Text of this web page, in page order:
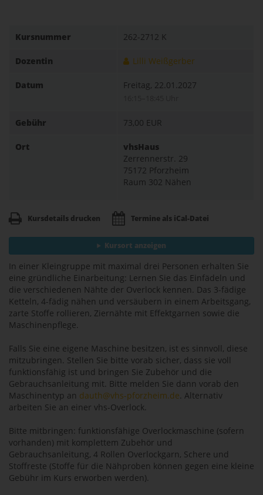
Kursnummer 262-2712 K
Dozentin Lilli Weißgerber
Datum Freitag, 22.01.2027
Gebühr 73,00 EUR
Ort
vhsHaus
Zerrennerstr. 29
75172 Pforzheim
Raum 302 Nähen
Kursdetails drucken Termine als iCal-Datei
Kursort anzeigen
In einer Kleingruppe mit maximal drei Personen erhalten Sie
eine gründliche Einarbeitung: Lernen Sie das Einfädeln und
die verschiedenen Nähte der Overlock kennen. Das 3-fädige
Ketteln, 4-fädig nähen und versäubern in einem Arbeitsgang,
zarte Stoffe rollieren, Ziernähte mit Effektgarnen sowie die
Maschinenpflege.
Falls Sie eine eigene Maschine besitzen, ist es sinnvoll, diese
mitzubringen. Stellen Sie bitte vorab sicher, dass sie voll
funktionsfähig ist und bringen Sie Zubehör und die
Gebrauchsanleitung mit. Bitte melden Sie dann vorab den
Maschinentyp an dauth@vhs-pforzheim.de. Alternativ
arbeiten Sie an einer vhs-Overlock.
Bitte mitbringen: funktionsfähige Overlockmaschine (sofern
vorhanden) mit komplettem Zubehör und
Gebrauchsanleitung, 4 Rollen Overlockgarn, Schere und
Stoffreste (Stoffe für die Nähproben können gegen eine kleine
Gebühr im Kurs erworben werden).